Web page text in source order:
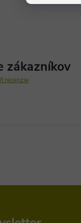
zákazníkov
recenzie